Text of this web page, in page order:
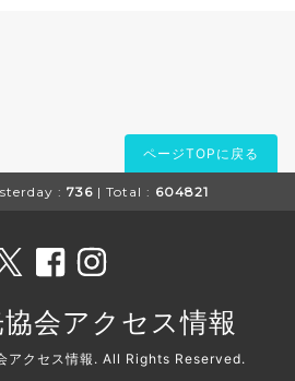
ページTOPに戻る
: 736 | Total : 604821
会アクセス情報
アクセス情報 . All Rights Reserved.